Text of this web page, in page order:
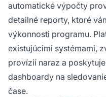
automatické výpočty
detailné reporty, ktoré
výkonnosti programu.
existujúcimi systémami,
provízií naraz a
dashboardy na
čase.